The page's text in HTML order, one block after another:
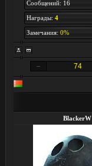
Сообщений: 16
Награды: 4
Замечания: 0%
74
BlackerW